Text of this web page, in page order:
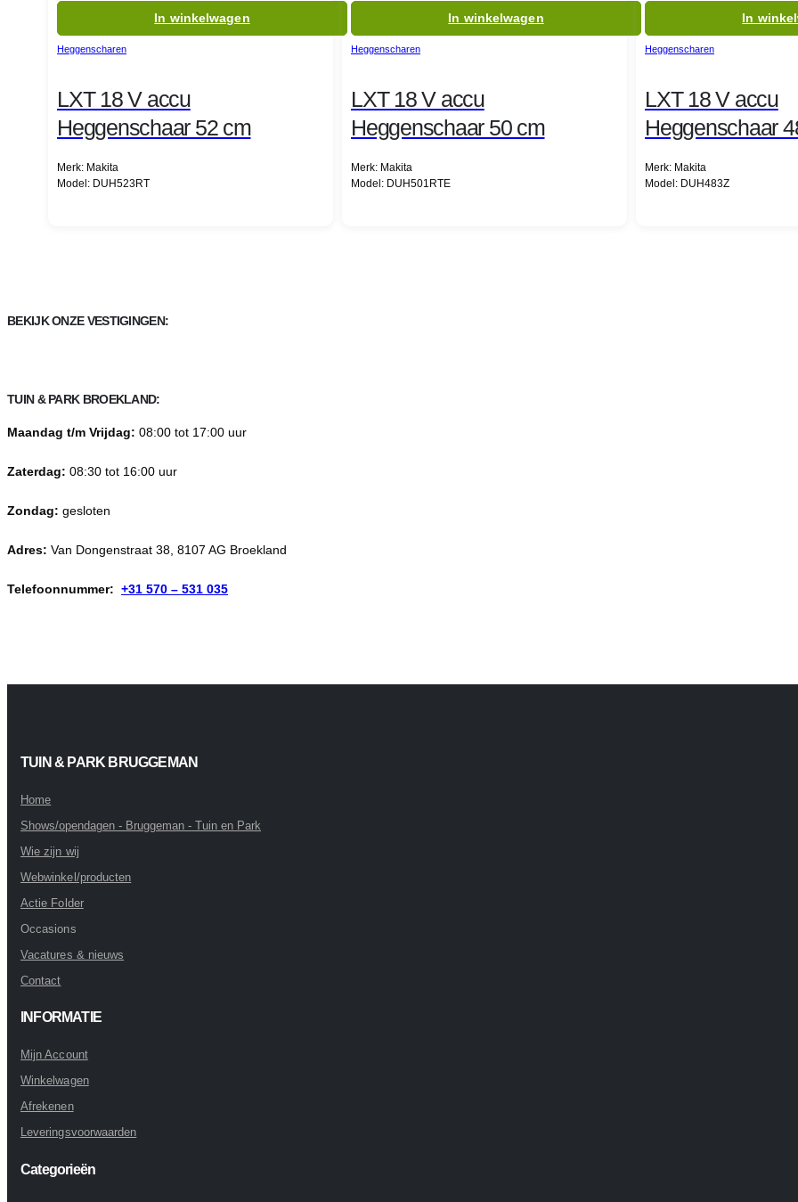
In winkelwagen
Heggenscharen
LXT 18 V accu
Heggenschaar 52 cm
Merk: Makita
Model: DUH523RT
In winkelwagen
Heggenscharen
LXT 18 V accu
Heggenschaar 50 cm
Merk: Makita
Model: DUH501RTE
In
Heggenscharen
LXT 18 V accu
Heggenschaar
Merk: Makita
Model: DUH483Z
BEKIJK ONZE VESTIGINGEN:
TUIN & PARK BROEKLAND:
Maandag t/m Vrijdag: 08:00 tot 17:00 uur
Zaterdag: 08:30 tot 16:00 uur
Zondag: gesloten
Adres: Van Dongenstraat 38, 8107 AG Broekland
Telefoonnummer: +31 570 – 531 035
TUIN & PARK BRUGGEMAN
Home
Shows/opendagen - Bruggeman - Tuin en Park
Wie zijn wij
Webwinkel/producten
Actie Folder
Occasions
Vacatures & nieuws
Contact
INFORMATIE
Mijn Account
Winkelwagen
Afrekenen
Leveringsvoorwaarden
Categorieën